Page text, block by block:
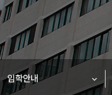
입학안내